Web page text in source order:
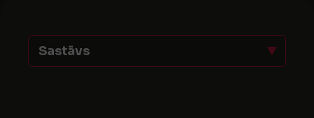
Sastāvs